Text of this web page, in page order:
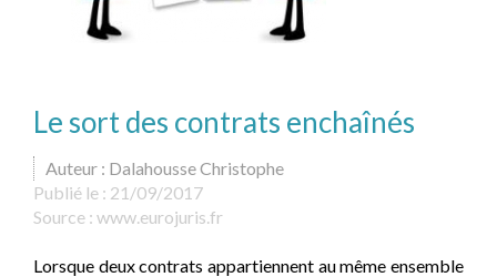
Le sort des contrats enchaînés
Auteur : Dalahousse Christophe
Publié le : 21/09/2017
Source : www.eurojuris.fr
Lorsque deux contrats appartiennent au même ensemble